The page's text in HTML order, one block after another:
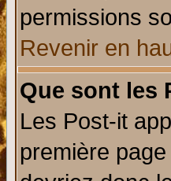
permissions
Revenir en
Que sont les
Les Post-it
première